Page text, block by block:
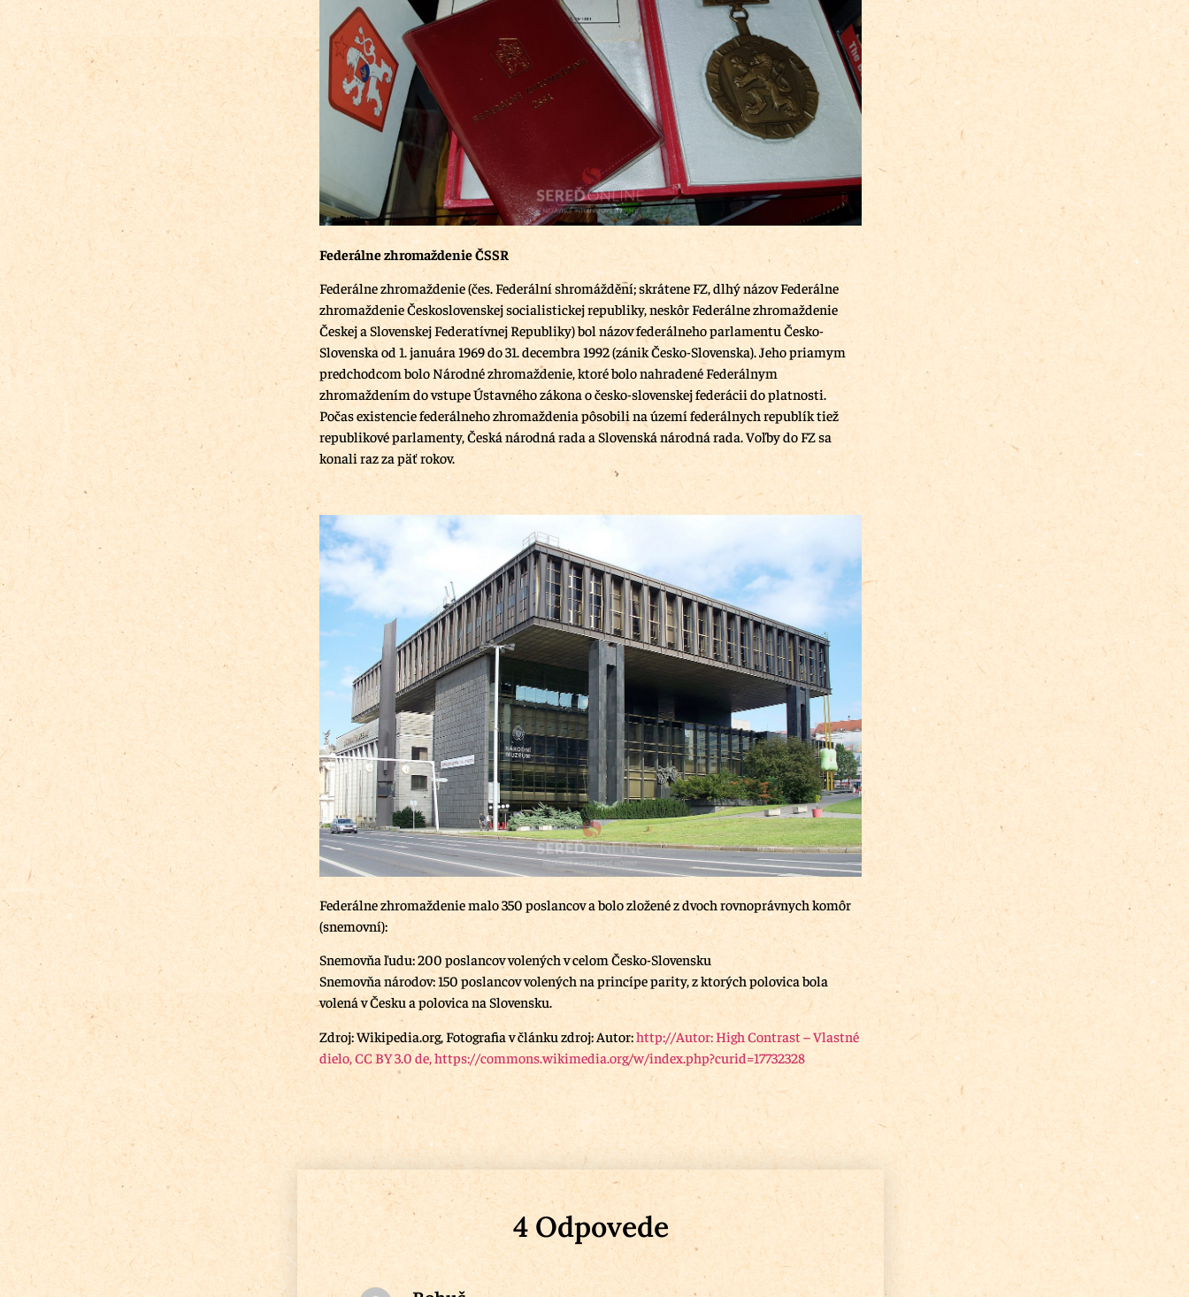
Federálne zhromaždenie ČSSR
Federálne zhromaždenie (čes. Federální shromáždění; skrátene FZ, dlhý názov Federálne
zhromaždenie Československej socialistickej republiky, neskôr Federálne zhromaždenie
Českej a Slovenskej Federatívnej Republiky) bol názov federálneho parlamentu Česko-
Slovenska od 1. januára 1969 do 31. decembra 1992 (zánik Česko-Slovenska). Jeho priamym
predchodcom bolo Národné zhromaždenie, ktoré bolo nahradené Federálnym
zhromaždením do vstupe Ústavného zákona o česko-slovenskej federácii do platnosti.
Počas existencie federálneho zhromaždenia pôsobili na území federálnych republík tiež
republikové parlamenty, Česká národná rada a Slovenská národná rada. Voľby do FZ sa
konali raz za päť rokov.
Federálne zhromaždenie malo 350 poslancov a bolo zložené z dvoch rovnoprávnych komôr
(snemovní):
Snemovňa ľudu: 200 poslancov volených v celom Česko-Slovensku
Snemovňa národov: 150 poslancov volených na princípe parity, z ktorých polovica bola
volená v Česku a polovica na Slovensku.
Zdroj: Wikipedia.org, Fotografia v článku zdroj: Autor:http://Autor: High Contrast – Vlastné
dielo, CC BY 3.0 de, https://commons.wikimedia.org/w/index.php?curid=17732328
4 Odpovede